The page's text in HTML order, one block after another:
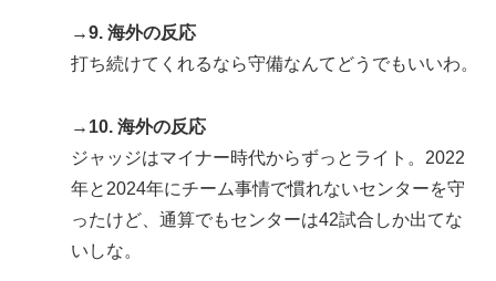
→9. 海外の反応
打ち続けてくれるなら守備なんてどうでもいいわ。
→10. 海外の反応
ジャッジはマイナー時代からずっとライト。2022
年と2024年にチーム事情で慣れないセンターを守
ったけど、通算でもセンターは42試合しか出てな
いしな。